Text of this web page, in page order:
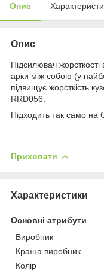
Опис
Опис
Підсилювач
арки між собою (у
підвищує жорсткість
RRD056.
Підходить так само на
Приховати
Характеристики
Основні атрибути
Виробник
Країна виробник
Колір